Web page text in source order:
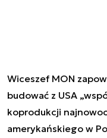
Wiceszef MON
budować z USA
koprodukcji
amerykańskiego w